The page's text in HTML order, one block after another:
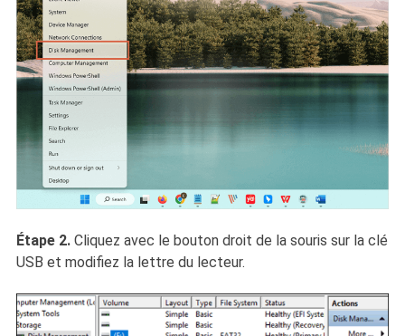
Étape 2. Cliquez avec le bouton droit de la souris sur la clé
USB et modifiez la lettre du lecteur.